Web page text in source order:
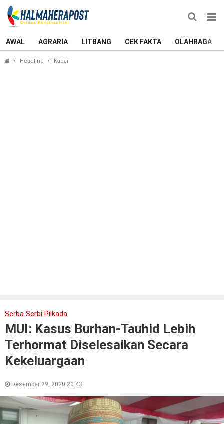
AWAL AGRARIA LITBANG CEK FAKTA OLAHRAGA
Headline Kabar
Serba Serbi Pilkada
MUI: Kasus Burhan-Tauhid Lebih
Terhormat Diselesaikan Secara
Kekeluargaan
Desember 29, 2020 20:43